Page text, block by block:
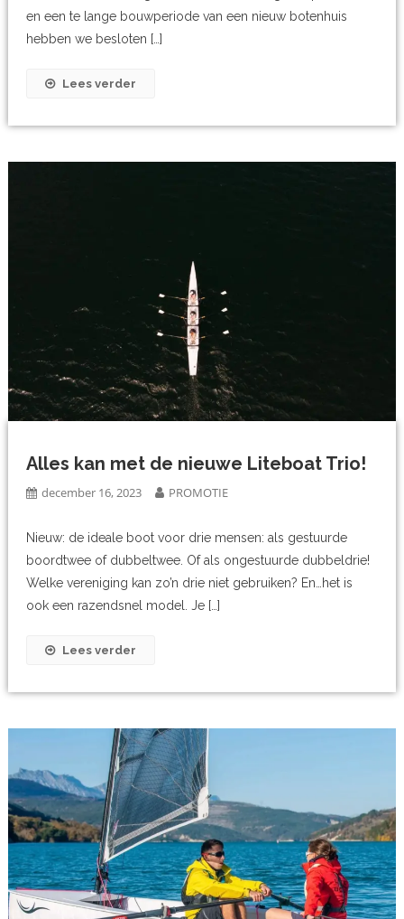
en een te lange bouwperiode van een nieuw botenhuis
hebben we besloten […]
Lees verder
Alles kan met de nieuwe Liteboat Trio!
december 16, 2023 PROMOTIE
Nieuw: de ideale boot voor drie mensen: als gestuurde
boordtwee of dubbeltwee. Of als ongestuurde dubbeldrie!
Welke vereniging kan zo’n drie niet gebruiken? En…het is
ook een razendsnel model. Je […]
Lees verder